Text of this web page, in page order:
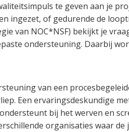
te geven aan je
ingezet, of gedurende de
van NOC*NSF) bekijkt je
ondersteuning. Daarbij
van een
Een ervaringsdeskundige
bij het werven en
organisaties waar de